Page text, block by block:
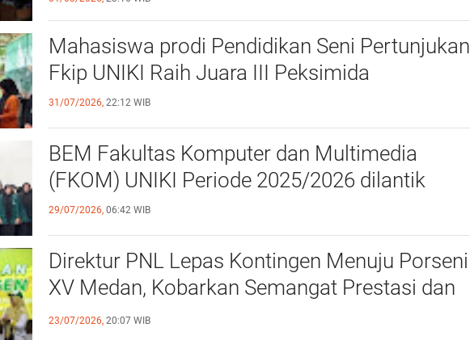
Mahasiswa prodi Pendidikan Seni Pertunjukan
Fkip UNIKI Raih Juara III Peksimida
31/07/2026, 22:12 WIB
BEM Fakultas Komputer dan Multimedia
(FKOM) UNIKI Periode 2025/2026 dilantik
29/07/2026, 06:42 WIB
Direktur PNL Lepas Kontingen Menuju Porseni
XV Medan, Kobarkan Semangat Prestasi dan
Sportivitas
23/07/2026, 20:07 WIB